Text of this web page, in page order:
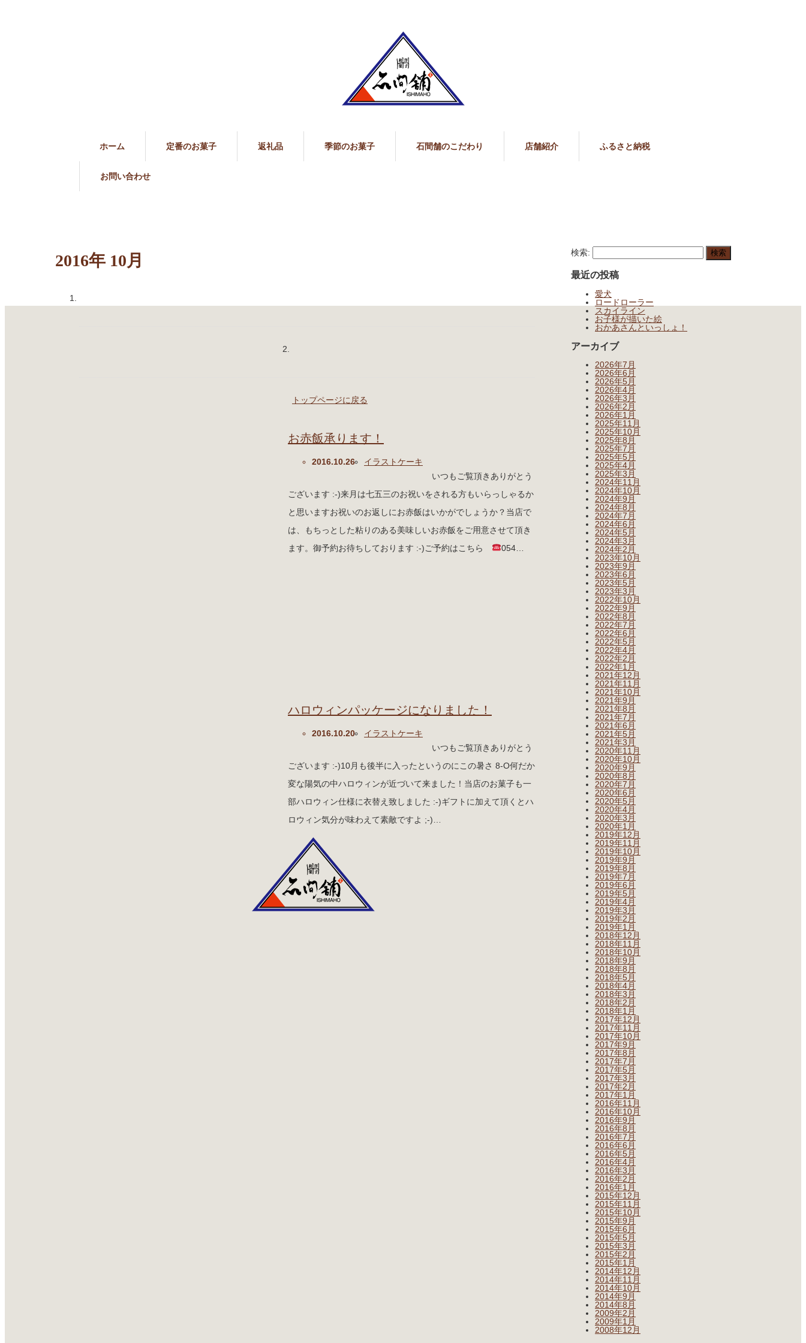
ホーム 定番のお菓子 返礼品 季節のお菓子 石間舗のこだわり 店舗紹介 ふるさと納税
お問い合わせ
2016年 10月
お赤飯承ります！
2016.10.26
イラストケーキ
いつもご覧頂きありがとう
ございます :-)来月は七五三のお祝いをされる方もいらっしゃるか
と思いますお祝いのお返しにお赤飯はいかがでしょうか？当店で
は、もちっとした粘りのある美味しいお赤飯をご用意させて頂き
ます。御予約お待ちしております :-)ご予約はこちら
054…
ハロウィンパッケージになりました！
2016.10.20
イラストケーキ
いつもご覧頂きありがとう
ございます :-)10月も後半に入ったというのにこの暑さ 8-O何だか
変な陽気の中ハロウィンが近づいて来ました！当店のお菓子も一
部ハロウィン仕様に衣替え致しました :-)ギフトに加えて頂くとハ
ロウィン気分が味わえて素敵ですよ ;-)…
トップページに戻る
検索:
最近の投稿
愛犬
ロードローラー
スカイライン
お子様が描いた絵
おかあさんといっしょ！
アーカイブ
2026年7月
2026年6月
2026年5月
2026年4月
2026年3月
2026年2月
2026年1月
2025年11月
2025年10月
2025年8月
2025年7月
2025年5月
2025年4月
2025年3月
2024年11月
2024年10月
2024年9月
2024年8月
2024年7月
2024年6月
2024年5月
2024年3月
2024年2月
2023年10月
2023年9月
2023年6月
2023年5月
2023年3月
2022年10月
2022年9月
2022年8月
2022年7月
2022年6月
2022年5月
2022年4月
2022年2月
2022年1月
2021年12月
2021年11月
2021年10月
2021年9月
2021年8月
2021年7月
2021年6月
2021年5月
2021年3月
2020年11月
2020年10月
2020年9月
2020年8月
2020年7月
2020年6月
2020年5月
2020年4月
2020年3月
2020年1月
2019年12月
2019年11月
2019年10月
2019年9月
2019年8月
2019年7月
2019年6月
2019年5月
2019年4月
2019年3月
2019年2月
2019年1月
2018年12月
2018年11月
2018年10月
2018年9月
2018年8月
2018年5月
2018年4月
2018年3月
2018年2月
2018年1月
2017年12月
2017年11月
2017年10月
2017年9月
2017年8月
2017年7月
2017年5月
2017年3月
2017年2月
2017年1月
2016年11月
2016年10月
2016年9月
2016年8月
2016年7月
2016年6月
2016年5月
2016年4月
2016年3月
2016年2月
2016年1月
2015年12月
2015年11月
2015年10月
2015年9月
2015年6月
2015年5月
2015年3月
2015年2月
2015年1月
2014年12月
2014年11月
2014年10月
2014年9月
2014年8月
2009年2月
2009年1月
2008年12月